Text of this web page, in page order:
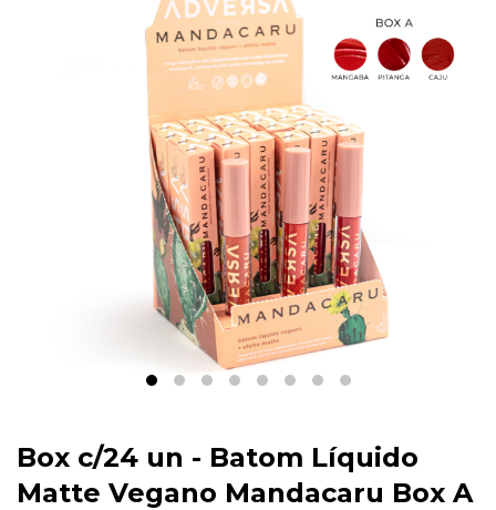
Box c/24 un - Batom Líquido
Matte Vegano Mandacaru Box A